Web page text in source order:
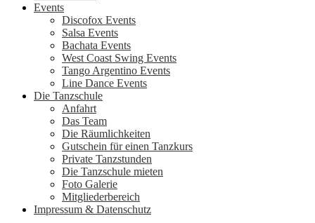
Events
Discofox Events
Salsa Events
Bachata Events
West Coast Swing Events
Tango Argentino Events
Line Dance Events
Die Tanzschule
Anfahrt
Das Team
Die Räumlichkeiten
Gutschein für einen Tanzkurs
Private Tanzstunden
Die Tanzschule mieten
Foto Galerie
Mitgliederbereich
Impressum & Datenschutz